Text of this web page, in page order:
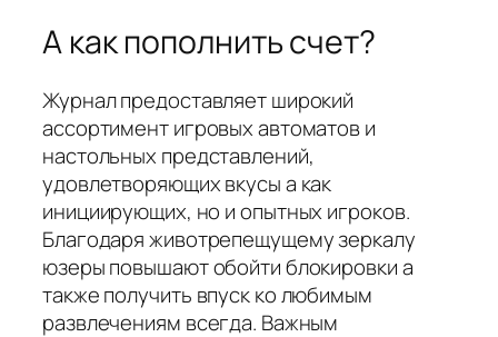
А как пополнить счет?
Журнал предоставляет широкий
ассортимент игровых автоматов и
настольных представлений,
удовлетворяющих вкусы а как
инициирующих, но и опытных игроков.
Благодаря животрепещущему зеркалу
юзеры повышают обойти блокировки а
также получить впуск ко любимым
развлечениям всегда. Важным